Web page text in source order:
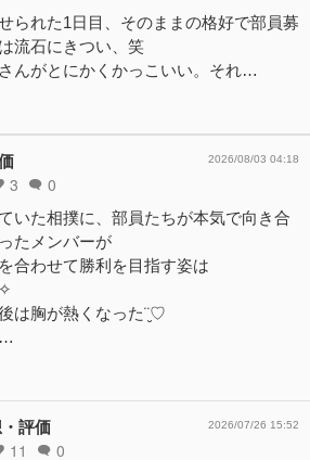
られた1日目、そのままの格好で部員募
流石にきつい、笑
んがとにかくかっこいい。それ…
3 0
2026/08/03 04:18
いた相撲に、部員たちが本気で向き合
たメンバーが
合わせて勝利を目指す姿は
は胸が熱くなった¨̮♡︎
評価
11 0
2026/07/26 15:52